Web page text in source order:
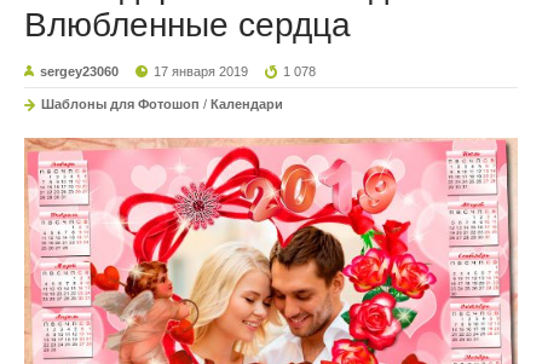
Влюбленные сердца
sergey23060 17 января 2019 1 078
Шаблоны для Фотошоп / Календари